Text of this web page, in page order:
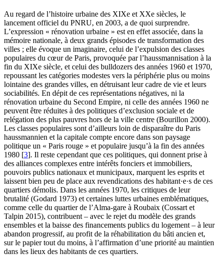
Au regard de l’histoire urbaine des XIXe et XXe siècles, le
lancement officiel du PNRU, en 2003, a de quoi surprendre.
L’expression « rénovation urbaine » est en effet associée, dans la
mémoire nationale, à deux grands épisodes de transformation des
villes ; elle évoque un imaginaire, celui de l’expulsion des classes
populaires du cœur de Paris, provoquée par l’haussmannisation à la
fin du XIXe siècle, et celui des bulldozers des années 1960 et 1970,
repoussant les catégories modestes vers la périphérie plus ou moins
lointaine des grandes villes, en détruisant leur cadre de vie et leurs
sociabilités. En dépit de ces représentations négatives, ni la
rénovation urbaine du Second Empire, ni celle des années 1960 ne
peuvent être réduites à des politiques d’exclusion sociale et de
relégation des plus pauvres hors de la ville centre (Bourillon 2000).
Les classes populaires sont d’ailleurs loin de disparaître du Paris
haussmannien et la capitale compte encore dans son paysage
politique un « Paris rouge » et populaire jusqu’à la fin des années
1980 [3]. Il reste cependant que ces politiques, qui donnent prise à
des alliances complexes entre intérêts fonciers et immobiliers,
pouvoirs publics nationaux et municipaux, marquent les esprits et
laissent bien peu de place aux revendications des habitant·e·s de ces
quartiers démolis. Dans les années 1970, les critiques de leur
brutalité (Godard 1973) et certaines luttes urbaines emblématiques,
comme celle du quartier de l’Alma-gare à Roubaix (Cossart et
Talpin 2015), contribuent – avec le rejet du modèle des grands
ensembles et la baisse des financements publics du logement – à leur
abandon progressif, au profit de la réhabilitation du bâti ancien et,
sur le papier tout du moins, à l’affirmation d’une priorité au maintien
dans les lieux des habitants de ces quartiers.